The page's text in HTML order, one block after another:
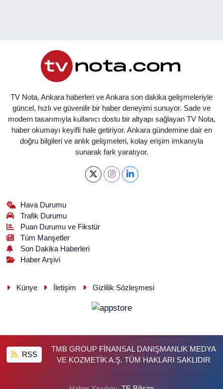
TV Nota, Ankara haberleri ve Ankara son dakika gelişmeleriyle
güncel, hızlı ve güvenilir bir haber deneyimi sunuyor. Sade ve
modern tasarımıyla kullanıcı dostu bir altyapı sağlayan TV Nota,
haber okumayı keyifli hale getiriyor. Ankara gündemine dair en
doğru bilgileri ve anlık gelişmeleri, kolay erişim imkanıyla
sunarak fark yaratıyor.
Hava Durumu
Trafik Durumu
Puan Durumu ve Fikstür
Tüm Manşetler
Son Dakika Haberleri
Haber Arşivi
Künye İletişim Gizlilik Sözleşmesi
RSS
TMB GROUP FİNANSAL DANIŞMANLIK MEDYA
VE KOZMETİK A.Ş. TÜM HAKLARI SAKLIDIR